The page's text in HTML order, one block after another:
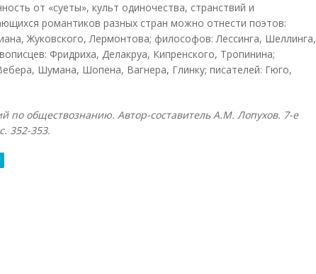
от «суеты», культ одиночества, странствий и
романтиков разных стран можно отнести поэтов:
Жуковского, Лермонтова; философов: Лессинга, Шеллинга,
Фридриха, Делакруа, Кипренского, Тропинина;
Шумана, Шопена, Вагнера, Глинку; писателей: Гюго,
по обществознанию. Автор-составитель А.М. Лопухов. 7-е
352-353.